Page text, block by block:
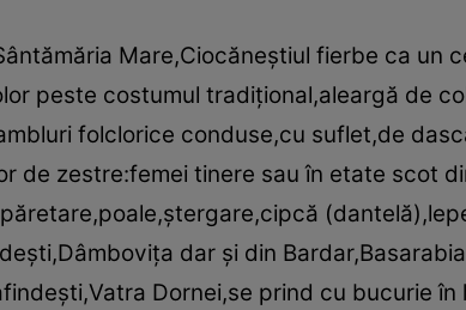
Mare,Ciocăneştiul fierbe ca un
peste costumul tradiţional,aleargă de
folclorice conduse,cu suflet,de
de zestre:femei tinere sau în etate scot
dar şi din
Dornei,se prind cu bucurie